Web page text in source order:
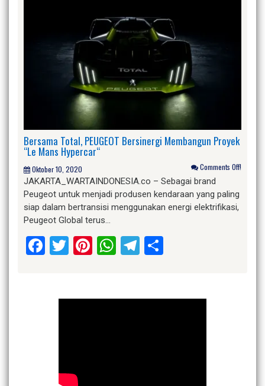
Bersama Total, PEUGEOT Bersinergi Membangun Proyek
“Le Mans Hypercar“
Oktober 10, 2020 Comments Off!
JAKARTA_WARTAINDONESIA.co – Sebagai brand
Peugeot untuk menjadi produsen kendaraan yang paling
siap dalam bertransisi menggunakan energi elektrifikasi,
Peugeot Global terus…
Facebook
Twitter
Pinterest
WhatsApp
Telegram